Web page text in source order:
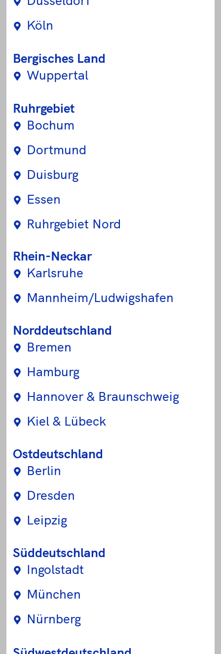
Köln
Bergisches Land
Wuppertal
Ruhrgebiet
Bochum
Dortmund
Duisburg
Essen
Ruhrgebiet Nord
Rhein-Neckar
Karlsruhe
Mannheim/Ludwigshafen
Norddeutschland
Bremen
Hamburg
Hannover & Braunschweig
Kiel & Lübeck
Ostdeutschland
Berlin
Dresden
Leipzig
Süddeutschland
Ingolstadt
München
Nürnberg